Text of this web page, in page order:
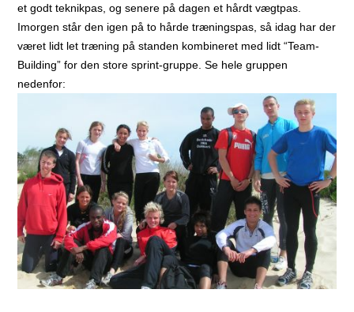
et godt teknikpas, og senere på dagen et hårdt vægtpas.
Imorgen står den igen på to hårde træningspas, så idag har der
været lidt let træning på standen kombineret med lidt “Team-
Building” for den store sprint-gruppe. Se hele gruppen
nedenfor: